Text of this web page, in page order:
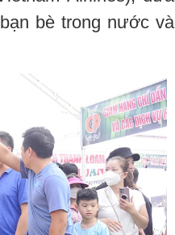
bè trong nước và